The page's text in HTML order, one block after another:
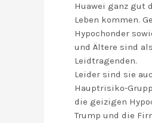
Huawei ganz gut
Leben kommen.
Hypochonder
und Ältere sind
Leidtragenden.
Leider sind sie
Hauptrisiko-
die geizigen
Trump und die